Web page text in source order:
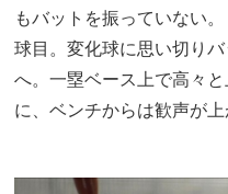
もバットを振っていない
球目。変化球に思い切り
へ。一塁ベース上で高々
に、ベンチからは歓声が上